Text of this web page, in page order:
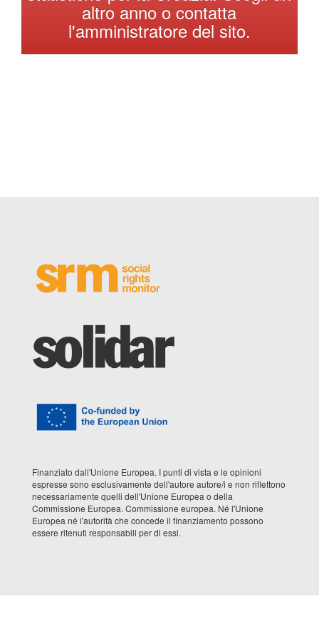
Македонски јазик
Português
Slovenščina
altro anno o contatta
l'amministratore del sito.
Finanziato dall'Unione Europea. I punti di vista e le opinioni
espresse sono esclusivamente dell'autore autore/i e non riflettono
necessariamente quelli dell'Unione Europea o della
Commissione Europea. Commissione europea. Né l'Unione
Europea né l'autorità che concede il finanziamento possono
essere ritenuti responsabili per di essi.